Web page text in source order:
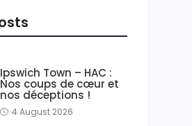
Ipswich Town – HAC :
Nos coups de cœur et
nos déceptions !
4 August 2026